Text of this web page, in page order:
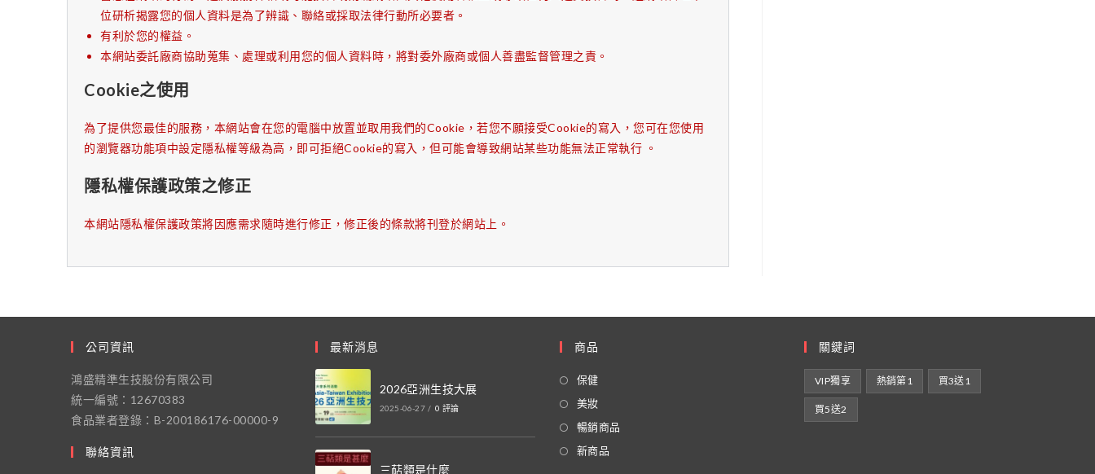
位研析揭露您的個人資料是為了辨識、聯絡或採取法律行動所必要者。
有利於您的權益。
本網站委託廠商協助蒐集、處理或利用您的個人資料時，將對委外廠商或個人善盡監督管理之責。
Cookie之使用
為了提供您最佳的服務，本網站會在您的電腦中放置並取用我們的Cookie，若您不願接受Cookie的寫入，您可在您使用
的瀏覽器功能項中設定隱私權等級為高，即可拒絕Cookie的寫入，但可能會導致網站某些功能無法正常執行 。
隱私權保護政策之修正
本網站隱私權保護政策將因應需求隨時進行修正，修正後的條款將刊登於網站上。
公司資訊
鴻盛精準生技股份有限公司
統一編號：12670383
食品業者登錄：B-200186176-00000-9
聯絡資訊
最新消息
2026亞洲生技大展
2025-06-27 / 0 評論
三萜類是什麼
商品
保健
美妝
暢銷商品
新商品
關鍵詞
VIP獨享 熱銷第1 買3送1
買5送2